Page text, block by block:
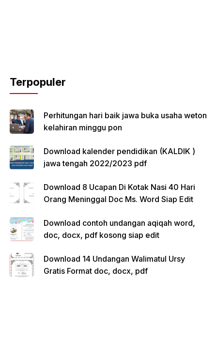
Terpopuler
Perhitungan hari baik jawa buka usaha weton
kelahiran minggu pon
Download kalender pendidikan (KALDIK )
jawa tengah 2022/2023 pdf
Download 8 Ucapan Di Kotak Nasi 40 Hari
Orang Meninggal Doc Ms. Word Siap Edit
Download contoh undangan aqiqah word,
doc, docx, pdf kosong siap edit
Download 14 Undangan Walimatul Ursy
Gratis Format doc, docx, pdf